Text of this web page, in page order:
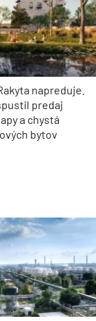
napreduje.
predaj
a chystá
bytov